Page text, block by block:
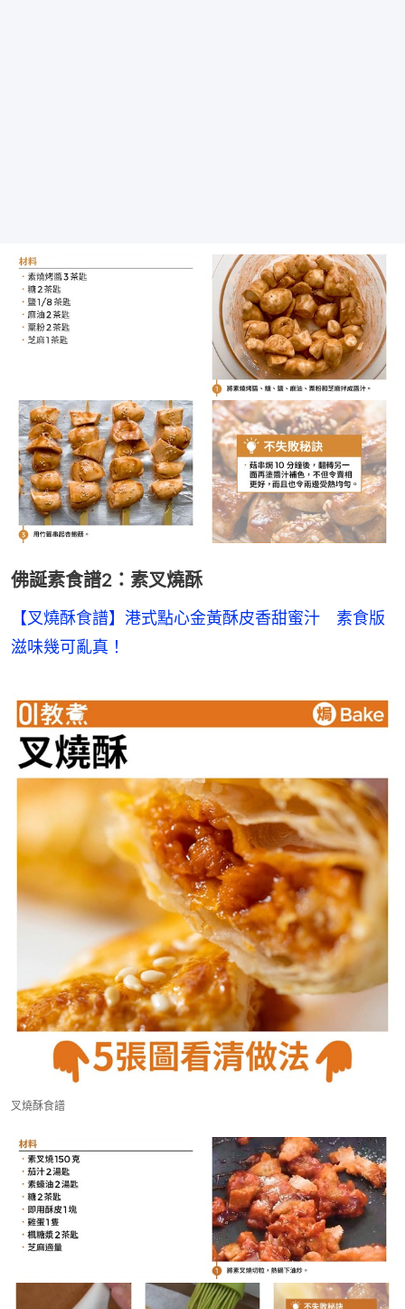
佛誕素食譜2：素叉燒酥
【叉燒酥食譜】港式點心金黃酥皮香甜蜜汁　素食版
滋味幾可亂真！
叉燒酥食譜